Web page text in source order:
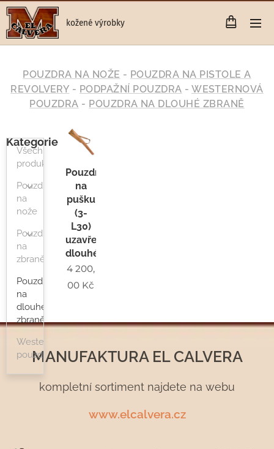
kožené výrobky
POUZDRA NA NOŽE - POUZDRA NA PISTOLE A
REVOLVERY - PODPAŽNÍ POUZDRA -WESTERNOVÁ
POUZDRA - POUZDRA NA DLOUHÉ ZBRANĚ
Kategorie
Všechny
produkty
Pouzdra
na
nože
Pouzdra
na
zbraně
Pouzdra
na
dlouhé
zbraně
Westernová
pouzdra
Pouzdro
na
pušku
(3-
L30)
uzavřené
dlouhé
4 200,
00 Kč
MANUFAKTURA EL CALVERA
kompletní sortiment najdete na webu
www.elcalvera.cz